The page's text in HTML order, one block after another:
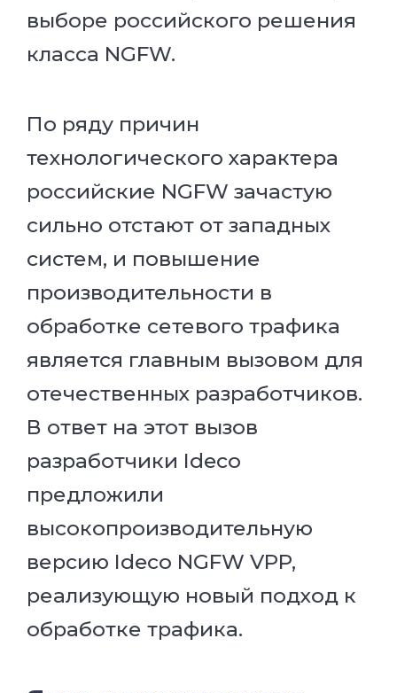
выборе российского решения
класса NGFW.
По ряду причин
технологического характера
российские NGFW зачастую
сильно отстают от западных
систем, и повышение
производительности в
обработке сетевого трафика
является главным вызовом для
отечественных разработчиков.
В ответ на этот вызов
разработчики Ideco
предложили
высокопроизводительную
версию Ideco NGFW VPP,
реализующую новый подход к
обработке трафика.